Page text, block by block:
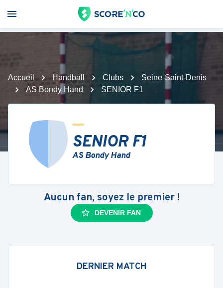
Accueil Handball Clubs
Seine-Saint-Denis
AS Bondy Hand
SENIOR F1
SENIOR F1
AS Bondy Hand
Aucun fan, soyez le premier !
DEVENIR FAN
DERNIER MATCH